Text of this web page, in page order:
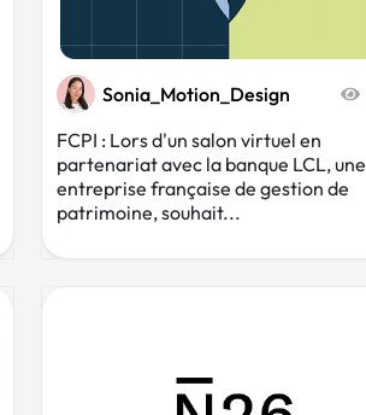
Sonia_Motion_Design
FCPI : Lors d'un salon virtuel en
partenariat avec la banque LCL, une
entreprise française de gestion de
patrimoine, souhait...